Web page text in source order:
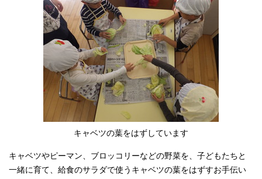
キャベツの葉をはずしています
キャベツやピーマン、ブロッコリーなどの野菜を、子どもたちと
一緒に育て、給食のサラダで使うキャベツの葉をはずすお手伝い